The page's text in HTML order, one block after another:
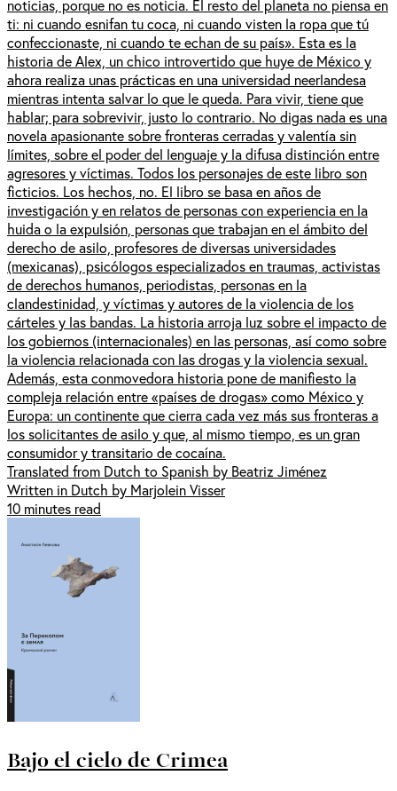
noticias, porque no es noticia. El resto del planeta no piensa en
ti: ni cuando esnifan tu coca, ni cuando visten la ropa que tú
confeccionaste, ni cuando te echan de su país». Esta es la
historia de Alex, un chico introvertido que huye de México y
ahora realiza unas prácticas en una universidad neerlandesa
mientras intenta salvar lo que le queda. Para vivir, tiene que
hablar; para sobrevivir, justo lo contrario. No digas nada es una
novela apasionante sobre fronteras cerradas y valentía sin
límites, sobre el poder del lenguaje y la difusa distinción entre
agresores y víctimas. Todos los personajes de este libro son
ficticios. Los hechos, no. El libro se basa en años de
investigación y en relatos de personas con experiencia en la
huida o la expulsión, personas que trabajan en el ámbito del
derecho de asilo, profesores de diversas universidades
(mexicanas), psicólogos especializados en traumas, activistas
de derechos humanos, periodistas, personas en la
clandestinidad, y víctimas y autores de la violencia de los
cárteles y las bandas. La historia arroja luz sobre el impacto de
los gobiernos (internacionales) en las personas, así como sobre
la violencia relacionada con las drogas y la violencia sexual.
Además, esta conmovedora historia pone de manifiesto la
compleja relación entre «países de drogas» como México y
Europa: un continente que cierra cada vez más sus fronteras a
los solicitantes de asilo y que, al mismo tiempo, es un gran
consumidor y transitario de cocaína.
Translated from Dutch to Spanish by Beatriz Jiménez
Written in Dutch by Marjolein Visser
10 minutes read
Bajo el cielo de Crimea